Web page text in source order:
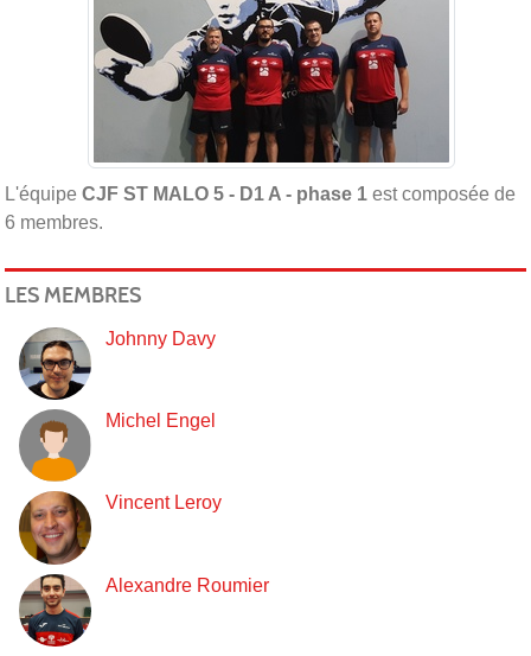
L'équipe CJF ST MALO 5 - D1 A - phase 1 est composée de
6 membres.
LES MEMBRES
Johnny Davy
Michel Engel
Vincent Leroy
Alexandre Roumier